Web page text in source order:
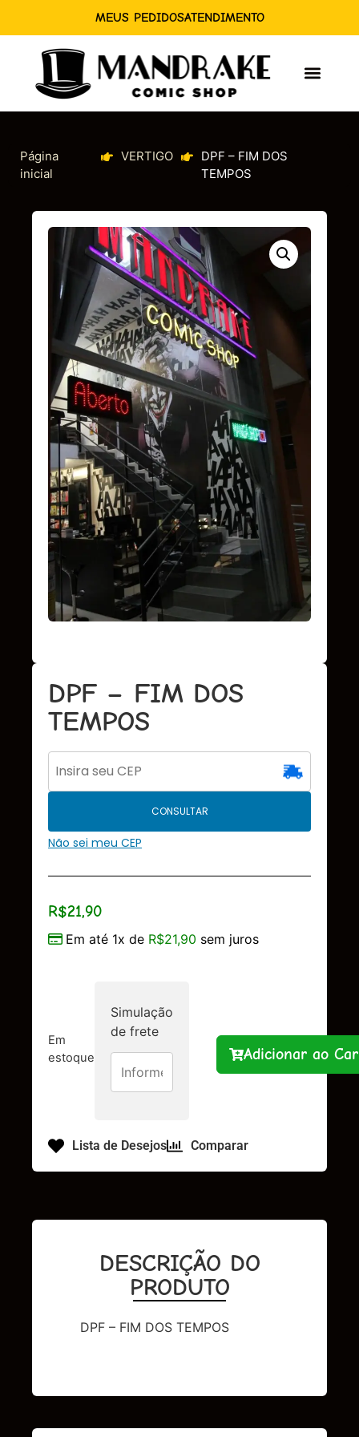
MEUS PEDIDOSATENDIMENTO
Página
inicial
VERTIGO
DPF – FIM DOS
TEMPOS
DPF – FIM DOS
TEMPOS
CONSULTAR
Não sei meu CEP
R$21,90
Em até 1x de R$21,90 sem juros
Em
estoque
Simulação
de frete
Adicionar ao
Lista de Desejos Comparar
DESCRIÇÃO DO
PRODUTO
DPF – FIM DOS TEMPOS